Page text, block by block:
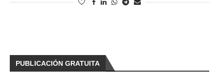
PUBLICACIÓN GRATUITA